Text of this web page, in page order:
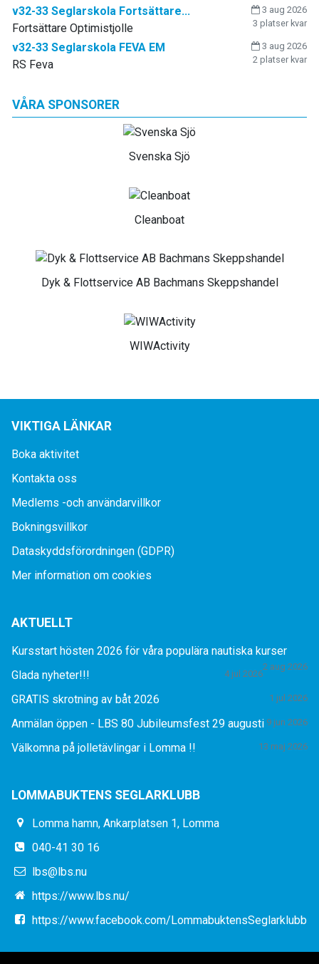
v32-33 Seglarskola Fortsättare...
3 aug 2026
3 platser kvar
Fortsättare Optimistjolle
v32-33 Seglarskola FEVA EM
3 aug 2026
2 platser kvar
RS Feva
VÅRA SPONSORER
Svenska Sjö
Cleanboat
Dyk & Flottservice AB Bachmans Skeppshandel
WIWActivity
VIKTIGA LÄNKAR
Boka aktivitet
Kontakta oss
Medlems -och användarvillkor
Bokningsvillkor
Dataskyddsförordningen (GDPR)
Mer information om cookies
AKTUELLT
Kursstart hösten 2026 för våra populära nautiska kurser
2 aug 2026
Glada nyheter!!! 4 jul 2026
GRATIS skrotning av båt 2026 1 jul 2026
Anmälan öppen - LBS 80 Jubileumsfest 29 augusti 9 jun 2026
Välkomna på jolletävlingar i Lomma !! 13 maj 2026
LOMMABUKTENS SEGLARKLUBB
Lomma hamn, Ankarplatsen 1, Lomma
040-41 30 16
lbs@lbs.nu
https://www.lbs.nu/
https://www.facebook.com/LommabuktensSeglarklubb